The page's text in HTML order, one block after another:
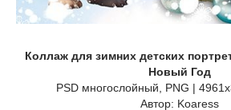
Коллаж для зимних детских
Новый Год
PSD многослойный, PNG |
Автор: Koaress